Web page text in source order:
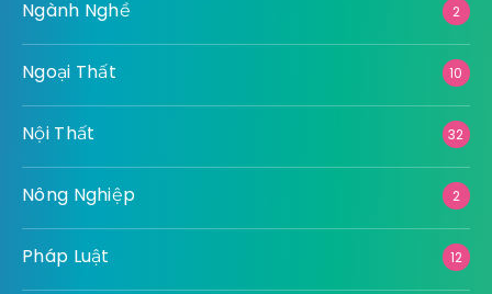
Ngành Nghề 2
Ngoại Thất 10
Nội Thất 32
Nông Nghiệp 2
Pháp Luật 12